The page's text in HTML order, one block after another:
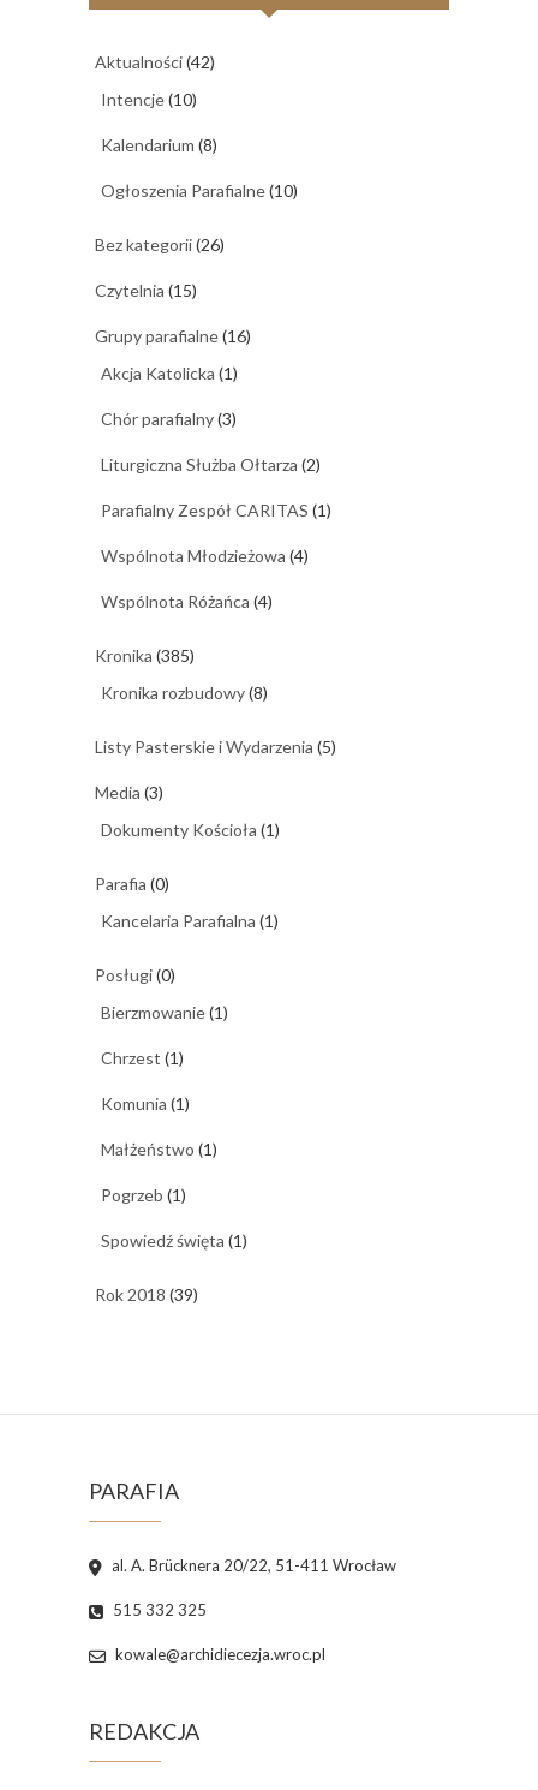
Aktualności(42)
Intencje(10)
Kalendarium (8)
Ogłoszenia Parafialne(10)
Bez kategorii(26)
Czytelnia (15)
Grupy parafialne(16)
Akcja Katolicka (1)
Chór parafialny(3)
Liturgiczna Służba Ołtarza (2)
Parafialny Zespół CARITAS (1)
Wspólnota Młodzieżowa (4)
Wspólnota Różańca (4)
Kronika (385)
Kronika rozbudowy(8)
Listy Pasterskie i Wydarzenia (5)
Media (3)
Dokumenty Kościoła (1)
Parafia (0)
Kancelaria Parafialna (1)
Posługi(0)
Bierzmowanie(1)
Chrzest (1)
Komunia (1)
Małżeństwo (1)
Pogrzeb (1)
Spowiedź święta (1)
Rok 2018 (39)
PARAFIA
al. A. Brücknera 20/22, 51-411 Wrocław
515 332 325
kowale@archidiecezja.wroc.pl
REDAKCJA